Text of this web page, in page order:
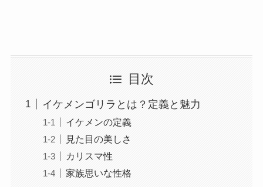
目次
イケメンゴリラとは？定義と魅力
イケメンの定義
見た目の美しさ
カリスマ性
家族思いな性格